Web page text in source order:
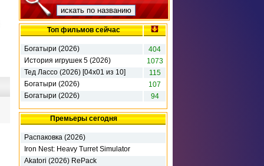
Топ фильмов сейчас
Богатыри (2026)
404
История игрушек 5 (2026)
1073
Тед Лассо (2026) [04х01 из 10]
115
Богатыри (2026)
107
Богатыри (2026)
94
Премьеры сегодня
Распаковка (2026)
Iron Nest: Heavy Turret Simulator
(2026)
Akatori (2026) RePack